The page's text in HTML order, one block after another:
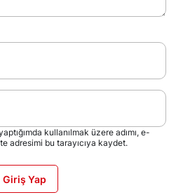
kullanılmak üzere adımı, e-
adresimi bu tarayıcıya kaydet.
Giriş Yap